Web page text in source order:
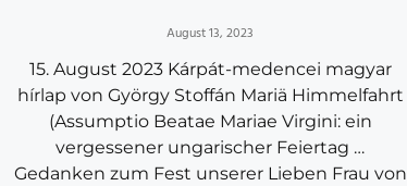
August 13, 2023
15. August 2023 Kárpát-medencei magyar
hírlap von György Stoffán Mariä Himmelfahrt
(Assumptio Beatae Mariae Virgini: ein
vergessener ungarischer Feiertag …
Gedanken zum Fest unserer Lieben Frau von